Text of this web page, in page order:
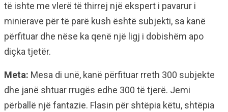
të ishte me vlerë të thirrej një ekspert i pavarur i
minierave për të parë kush është subjekti, sa kanë
përfituar dhe nëse ka qenë një ligj i dobishëm apo
diçka tjetër.
Meta: Mesa di unë, kanë përfituar rreth 300 subjekte
dhe janë shtuar rrugës edhe 300 të tjerë. Jemi
përballë një fantazie. Flasin për shtëpia këtu, shtëpia